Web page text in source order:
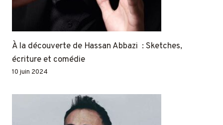
À la découverte de Hassan Abbazi : Sketches,
écriture et comédie
10 juin 2024